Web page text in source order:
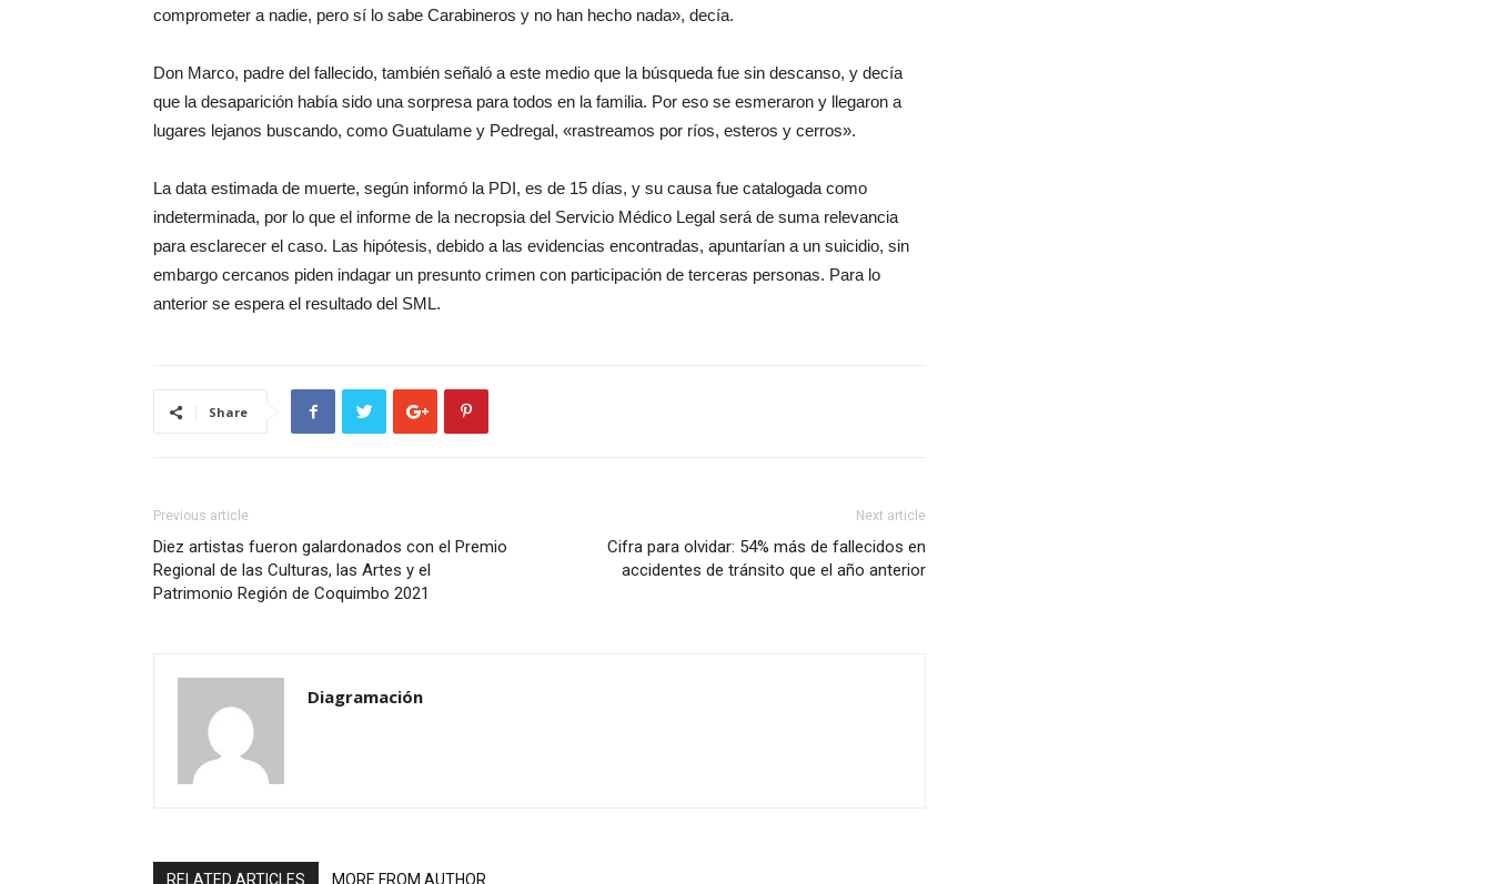
comprometer a nadie, pero sí lo sabe Carabineros y no han hecho nada», decía.
Don Marco, padre del fallecido, también señaló a este medio que la búsqueda fue sin descanso, y decía
que la desaparición había sido una sorpresa para todos en la familia. Por eso se esmeraron y llegaron a
lugares lejanos buscando, como Guatulame y Pedregal, «rastreamos por ríos, esteros y cerros».
La data estimada de muerte, según informó la PDI, es de 15 días, y su causa fue catalogada como
indeterminada, por lo que el informe de la necropsia del Servicio Médico Legal será de suma relevancia
para esclarecer el caso. Las hipótesis, debido a las evidencias encontradas, apuntarían a un suicidio, sin
embargo cercanos piden indagar un presunto crimen con participación de terceras personas. Para lo
anterior se espera el resultado del SML.
Share
Previous article
Diez artistas fueron galardonados con el Premio
Regional de las Culturas, las Artes y el
Patrimonio Región de Coquimbo 2021
Next article
Cifra para olvidar: 54% más de fallecidos en
accidentes de tránsito que el año anterior
Diagramación
RELATED ARTICLES MORE FROM AUTHOR